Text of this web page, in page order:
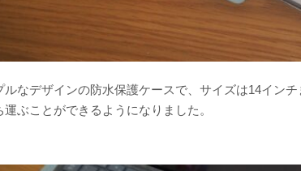
ルなデザインの防水保護ケースで、サイズは14イン
運ぶことができるようになりました。